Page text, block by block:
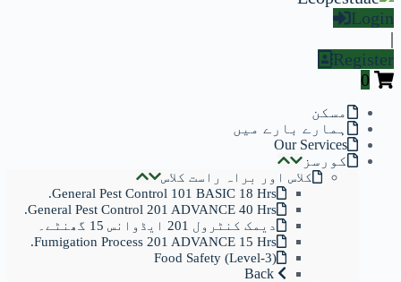
Login
|
Register
0
مسکن
ہمارے بارے میں
Our Services
کورسز
کلاس اور براہ راست کلاس
General Pest Control 101 BASIC 18 Hrs.
General Pest Control 201 ADVANCE 40 Hrs.
دیمک کنٹرول 201 ایڈوانس 15 گھنٹے۔
Fumigation Process 201 ADVANCE 15 Hrs.
Food Safety (Level-3)